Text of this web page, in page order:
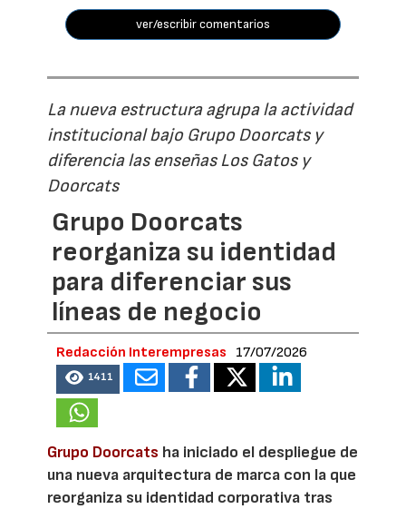
ver/escribir comentarios
La nueva estructura agrupa la actividad
institucional bajo Grupo Doorcats y
diferencia las enseñas Los Gatos y
Doorcats
Grupo Doorcats
reorganiza su identidad
para diferenciar sus
líneas de negocio
Redacción Interempresas 17/07/2026
1411
Grupo Doorcats ha iniciado el despliegue de
una nueva arquitectura de marca con la que
reorganiza su identidad corporativa tras